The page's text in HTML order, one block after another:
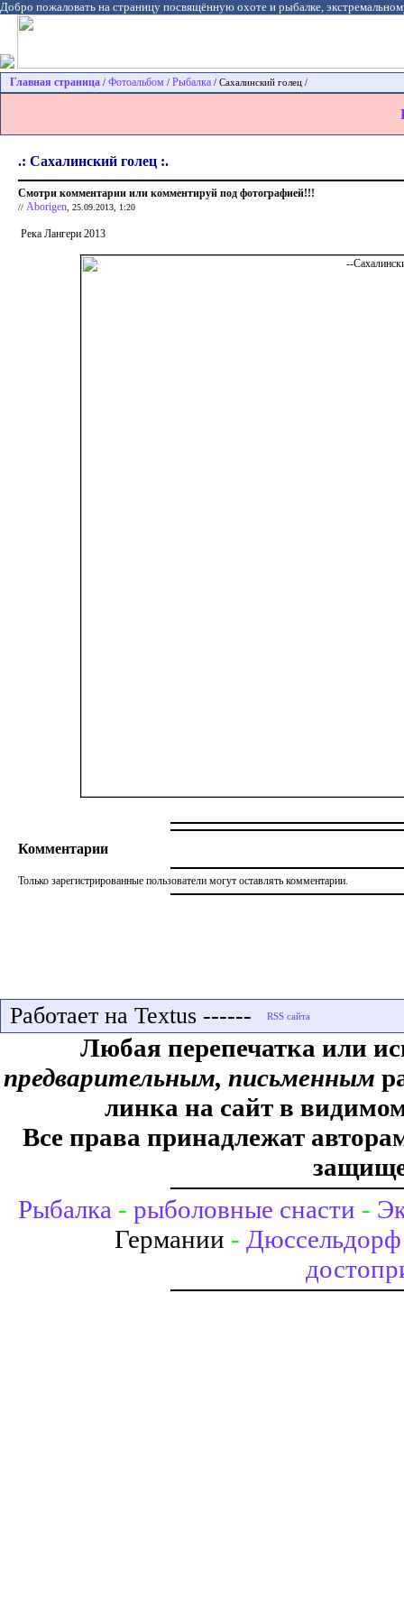
Добро пожаловать на страницу посвящённую охоте и рыбалке,
Главная страница / Фотоальбом / Рыбалка / Сахалинский голец /
.: Сахалинский голец :.
Смотри комментарии или комментируй под фотографией!!!
// Aborigen , 25.09.2013, 1:20
Река Лангери 2013
Комментарии
Только зарегистрированные пользователи могут оставлять комментарии.
Работает на Textus ------
Любая перепечатка или
предварительным, письменным
линка на сайт в
Все права принадлежат
Рыбалка - рыболовные снасти -
Германии - Дюссельдорф